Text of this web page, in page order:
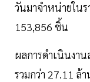
วันมาจำหน่ายใน
153,856 ชิ้น
ผลการดำเนินงา
รวมกว่า 27.11 ล้